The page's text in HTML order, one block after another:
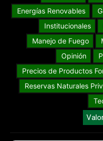
Energías Renovables
Institucionales
Manejo de Fuego
Opinión
Precios de Productos
Reservas Naturales